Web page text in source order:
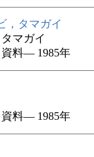
，タマガイ
マガイ
料― 1985年
料― 1985年